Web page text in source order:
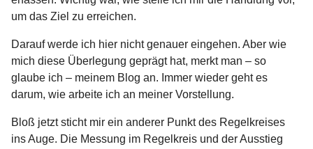
um das Ziel zu erreichen.
Darauf werde ich hier nicht genauer eingehen. Aber wie
mich diese Überlegung geprägt hat, merkt man – so
glaube ich – meinem Blog an. Immer wieder geht es
darum, wie arbeite ich an meiner Vorstellung.
Bloß jetzt sticht mir ein anderer Punkt des Regelkreises
ins Auge. Die Messung im Regelkreis und der Ausstieg